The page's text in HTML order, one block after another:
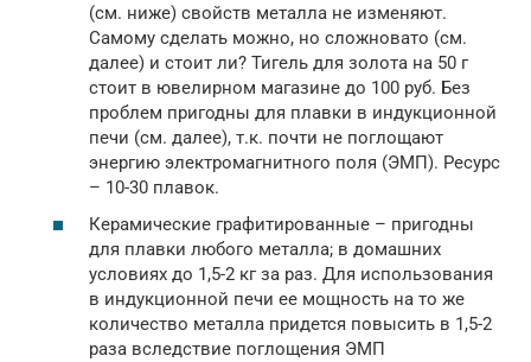
(см. ниже) свойств металла не изменяют.
Самому сделать можно, но сложновато (см.
далее) и стоит ли? Тигель для золота на 50 г
стоит в ювелирном магазине до 100 руб. Без
проблем пригодны для плавки в индукционной
печи (см. далее), т.к. почти не поглощают
энергию электромагнитного поля (ЭМП). Ресурс
– 10-30 плавок.
Керамические графитированные – пригодны
для плавки любого металла; в домашних
условиях до 1,5-2 кг за раз. Для использования
в индукционной печи ее мощность на то же
количество металла придется повысить в 1,5-2
раза вследствие поглощения ЭМП